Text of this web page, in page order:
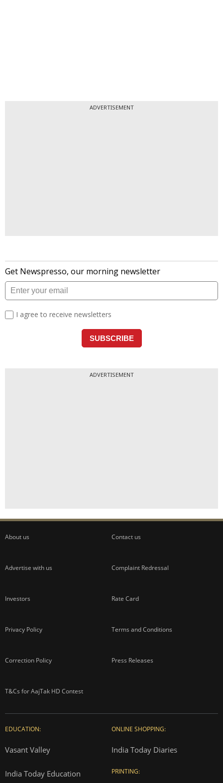
ADVERTISEMENT
ADVERTISEMENT
About us Contact us
Advertise with us Complaint Redressal
Investors Rate Card
Privacy Policy Terms and Conditions
Correction Policy Press Releases
T&Cs for AajTak HD Contest
EDUCATION:
Vasant Valley
India Today Education
ONLINE SHOPPING:
India Today Diaries
PRINTING: